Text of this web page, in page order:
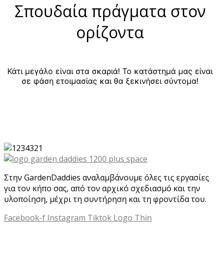
Σπουδαία πράγματα στον
ορίζοντα
Κάτι μεγάλο είναι στα σκαριά! Το κατάστημά μας είναι
σε φάση ετοιμασίας και θα ξεκινήσει σύντομα!
Στην GardenDaddies αναλαμβάνουμε όλες τις εργασίες
για τον κήπο σας, από τον αρχικό σχεδιασμό και την
υλοποίηση, μέχρι τη συντήρηση και τη φροντίδα του.
Facebook-f Instagram Tiktok Logo Thin